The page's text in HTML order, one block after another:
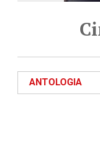
ANTOLOGIA